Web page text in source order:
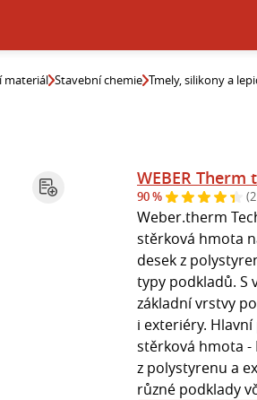
materiál Stavební chemie Tmely, silikony a
WEBER Therm
90 %
Weber.therm
stěrková hmota
desek z
typy podkladů. S
základní vrstvy
i exteriéry.
stěrková hmota -
z polystyrenu a
různé podklady